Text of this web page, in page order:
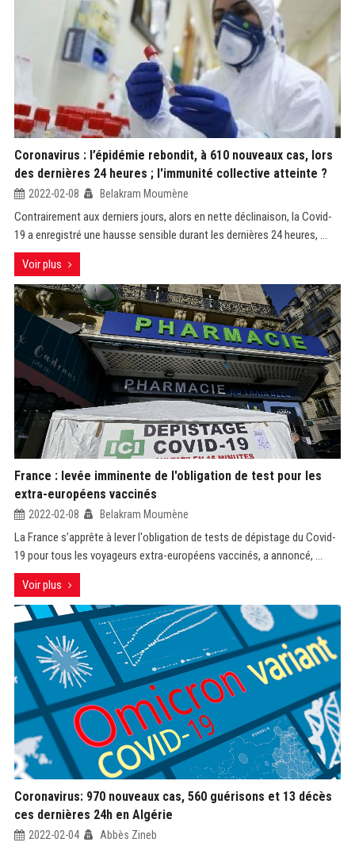
Coronavirus : l’épidémie rebondit, à 610 nouveaux cas, lors
des dernières 24 heures ; l'immunité collective atteinte ?
2022-02-08 Belakram Moumène
Contrairement aux derniers jours, alors en nette déclinaison, la Covid-
19 a enregistré une hausse sensible durant les dernières 24 heures, ...
Voir plus
France : levée imminente de l'obligation de test pour les
extra-européens vaccinés
2022-02-08 Belakram Moumène
La France s’apprête à lever l'obligation de tests de dépistage du Covid-
19 pour tous les voyageurs extra-européens vaccinés, a annoncé, ...
Voir plus
Coronavirus: 970 nouveaux cas, 560 guérisons et 13 décès
ces dernières 24h en Algérie
2022-02-04 Abbès Zineb